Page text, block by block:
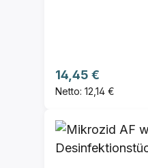
Regulärer Preis:
14,45 €
Netto: 12,14 €